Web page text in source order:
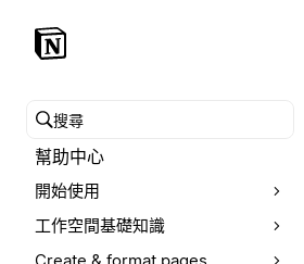
搜尋幫助中心
幫助中心
開始使用
工作空間基礎知識